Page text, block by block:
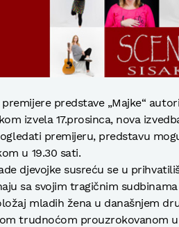
predstave „Majke“
izvela 17.prosinca, nova
premijeru, predstavu
u 19.30 sati.
djevojke susreću se u
sa svojim tragičnim
mladih žena u današnjem
trudnoćom prouzrokovanom